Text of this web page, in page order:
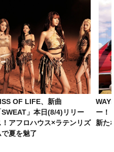
OF LIFE、新曲
SWEAT」本日(8/4)リリー
！アフロハウス×ラテンリズ
で夏を魅了
ー！
新た